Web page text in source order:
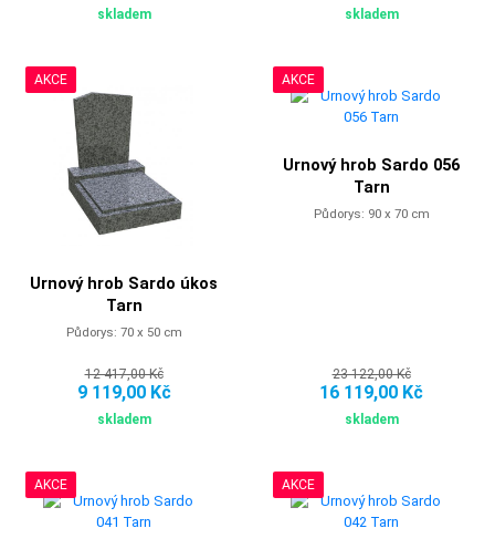
skladem skladem
AKCE
Urnový hrob Sardo úkos
Tarn
Půdorys: 70 x 50 cm
12 417,00 Kč
9 119,00 Kč
skladem
AKCE
Urnový hrob Sardo 056
Tarn
Půdorys: 90 x 70 cm
23 122,00 Kč
16 119,00 Kč
skladem
AKCE AKCE